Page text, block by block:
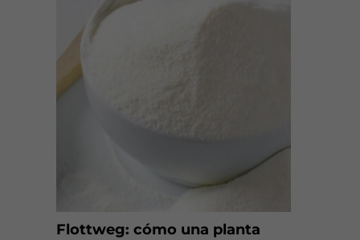
Flottweg: cómo una planta